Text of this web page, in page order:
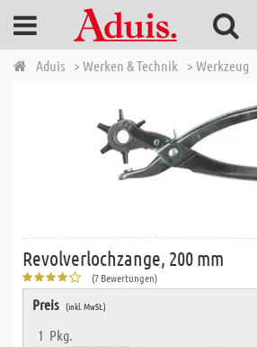
Aduis > Werken & Technik > Werkzeug
Revolverlochzange, 200 mm
(7 Bewertungen)
Preis (inkl. MwSt.)
1 Pkg.